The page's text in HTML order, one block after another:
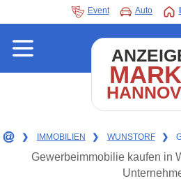
Event Auto
❯ IMMOBILIEN ❯ WUNSTORF ❯
Gewerbeimmobilie kaufen in